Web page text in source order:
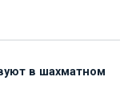
в шахматном